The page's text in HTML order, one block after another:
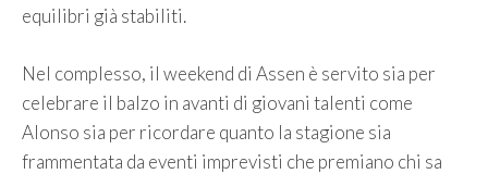
equilibri già stabiliti.
Nel complesso, il weekend di Assen è servito sia per
celebrare il balzo in avanti di giovani talenti come
Alonso sia per ricordare quanto la stagione sia
frammentata da eventi imprevisti che premiano chi sa